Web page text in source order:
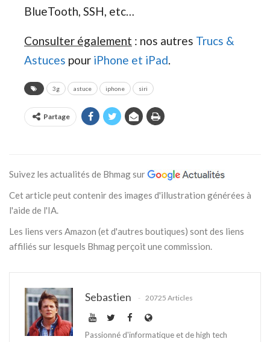
BlueTooth, SSH, etc…
Consulter également : nos autres Trucs &
Astuces pour iPhone et iPad
3g astuce iphone siri
Partage
Suivez les actualités de Bhmag sur
Cet article peut contenir des images d'illustration générées à
l'aide de l'IA.
Les liens vers Amazon (et d'autres boutiques) sont des liens
affiliés sur lesquels Bhmag perçoit une commission.
Sebastien 20725 Articles
Passionné d'informatique et de high tech